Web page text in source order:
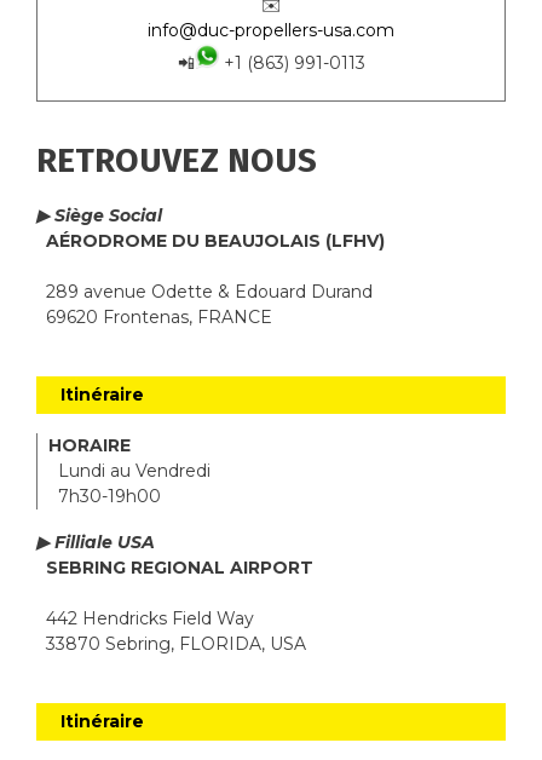
✉️
info@duc-propellers-usa.com
📲
+1 (863) 991-0113
RETROUVEZ NOUS
▶ Siège Social
AÉRODROME DU BEAUJOLAIS (LFHV)
289 avenue Odette & Edouard Durand
69620 Frontenas, FRANCE
Itinéraire
HORAIRE
Lundi au Vendredi
7h30-19h00
▶ Filliale USA
SEBRING REGIONAL AIRPORT
442 Hendricks Field Way
33870 Sebring, FLORIDA, USA
Itinéraire